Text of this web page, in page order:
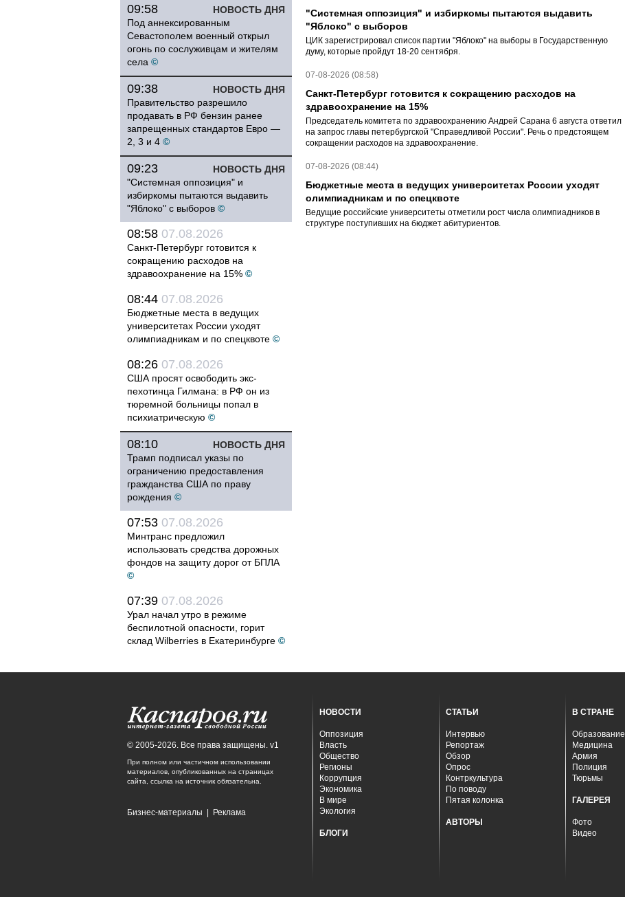
НОВОСТЬ ДНЯ
09:58
Под аннексированным
Севастополем военный открыл
огонь по сослуживцам и жителям
села ©
НОВОСТЬ ДНЯ
09:38
Правительство разрешило
продавать в РФ бензин ранее
запрещенных стандартов Евро —
2, 3 и 4 ©
НОВОСТЬ ДНЯ
09:23
"Системная оппозиция" и
избиркомы пытаются выдавить
"Яблоко" с выборов ©
08:58 07.08.2026
Санкт-Петербург готовится к
сокращению расходов на
здравоохранение на 15% ©
08:44 07.08.2026
Бюджетные места в ведущих
университетах России уходят
олимпиадникам и по спецквоте ©
08:26 07.08.2026
США просят освободить экс-
пехотинца Гилмана: в РФ он из
тюремной больницы попал в
психиатрическую ©
НОВОСТЬ ДНЯ
08:10
Трамп подписал указы по
ограничению предоставления
гражданства США по праву
рождения ©
07:53 07.08.2026
Минтранс предложил
использовать средства дорожных
фондов на защиту дорог от БПЛА
©
07:39 07.08.2026
Урал начал утро в режиме
беспилотной опасности, горит
склад Wilberries в Екатеринбурге ©
"Системная оппозиция" и избиркомы пытаются выдавить
"Яблоко" с выборов
ЦИК зарегистрировал список партии "Яблоко" на выборы в Государственную
думу, которые пройдут 18-20 сентября.
07-08-2026 (08:58)
Санкт-Петербург готовится к сокращению расходов на
здравоохранение на 15%
Председатель комитета по здравоохранению Андрей Сарана 6 августа ответил
на запрос главы петербургской "Справедливой России". Речь о предстоящем
сокращении расходов на здравоохранение.
07-08-2026 (08:44)
Бюджетные места в ведущих университетах России уходят
олимпиадникам и по спецквоте
Ведущие российские университеты отметили рост числа олимпиадников в
структуре поступивших на бюджет абитуриентов.
© 2005-2026. Все права защищены. v1
При полном или частичном использовании
материалов, опубликованных на страницах
сайта, ссылка на источник обязательна.
Бизнес-материалы Реклама
НОВОСТИ
Оппозиция
Власть
Общество
Регионы
Коррупция
Экономика
В мире
Экология
БЛОГИ
СТАТЬИ
Интервью
Репортаж
Обзор
Опрос
Контркультура
По поводу
Пятая колонка
АВТОРЫ
В СТРАНЕ
Образование
Медицина
Армия
Полиция
Тюрьмы
ГАЛЕРЕЯ
Фото
Видео